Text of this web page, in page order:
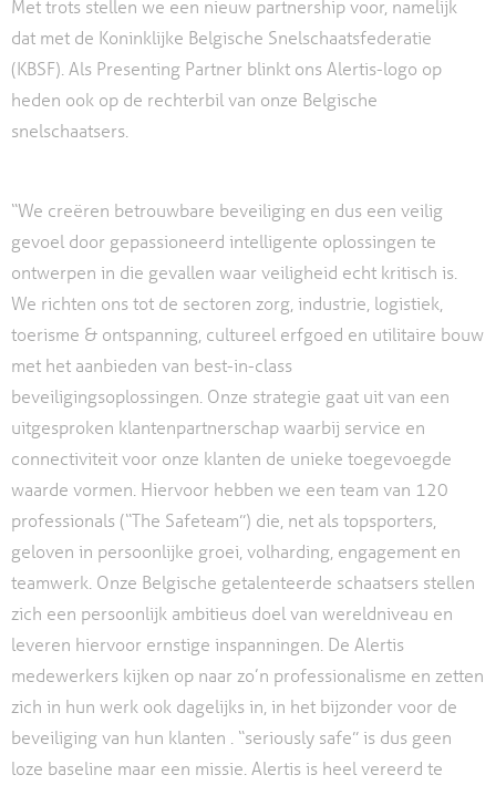
Met trots stellen we een nieuw partnership voor, namelijk
dat met de Koninklijke Belgische Snelschaatsfederatie
(KBSF). Als Presenting Partner blinkt ons Alertis-logo op
heden ook op de rechterbil van onze Belgische
snelschaatsers.
“We creëren betrouwbare beveiliging en dus een veilig
gevoel door gepassioneerd intelligente oplossingen te
ontwerpen in die gevallen waar veiligheid echt kritisch is.
We richten ons tot de sectoren zorg, industrie, logistiek,
toerisme & ontspanning, cultureel erfgoed en utilitaire bouw
met het aanbieden van best-in-class
beveiligingsoplossingen. Onze strategie gaat uit van een
uitgesproken klantenpartnerschap waarbij service en
connectiviteit voor onze klanten de unieke toegevoegde
waarde vormen. Hiervoor hebben we een team van 120
professionals (“The Safeteam”) die, net als topsporters,
geloven in persoonlijke groei, volharding, engagement en
teamwerk. Onze Belgische getalenteerde schaatsers stellen
zich een persoonlijk ambitieus doel van wereldniveau en
leveren hiervoor ernstige inspanningen. De Alertis
medewerkers kijken op naar zo’n professionalisme en zetten
zich in hun werk ook dagelijks in, in het bijzonder voor de
beveiliging van hun klanten . “seriously safe” is dus geen
loze baseline maar een missie. Alertis is heel vereerd te